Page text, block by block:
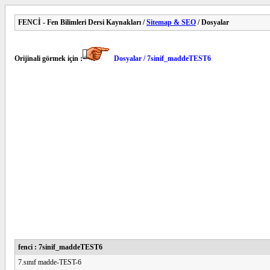
FENCİ - Fen Bilimleri Dersi Kaynakları /Sitemap & SEO / Dosyalar
Orijinali görmek için : Dosyalar / 7sinif_maddeTEST6
fenci : 7sinif_maddeTEST6
7.sınıf madde-TEST-6